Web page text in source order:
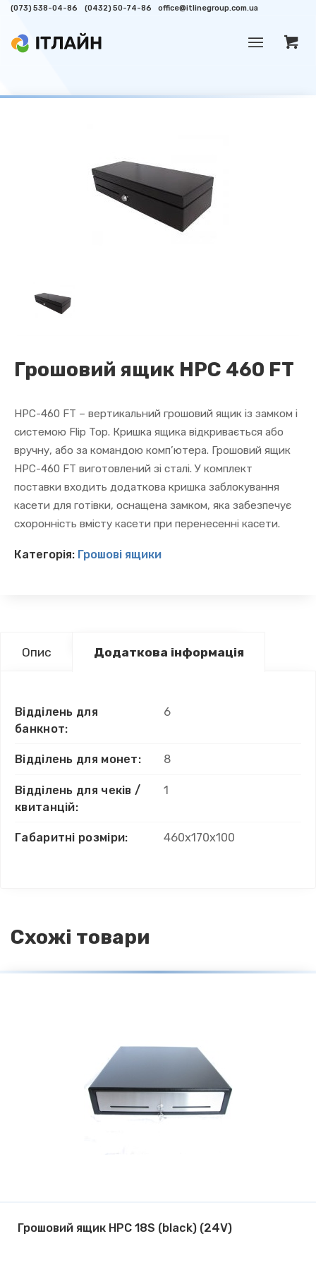
(073) 538-04-86 (0432) 50-74-86 office@itlinegroup.com.ua
Грошовий ящик HPC 460 FT
HPC-460 FT – вертикальний грошовий ящик із замком і
системою Flip Top. Кришка ящика відкривається або
вручну, або за командою комп’ютера. Грошовий ящик
HPC-460 FT виготовлений зі сталі. У комплект
поставки входить додаткова кришка заблокування
касети для готівки, оснащена замком, яка забезпечує
схоронність вмісту касети при перенесенні касети.
Категорія: Грошові ящики
Опис Додаткова інформація
Відділень для
банкнот:
6
Відділень для монет: 8
Відділень для чеків /
квитанцій:
1
Габаритні розміри: 460х170х100
Схожі товари
Грошовий ящик HPC 18S (black) (24V)